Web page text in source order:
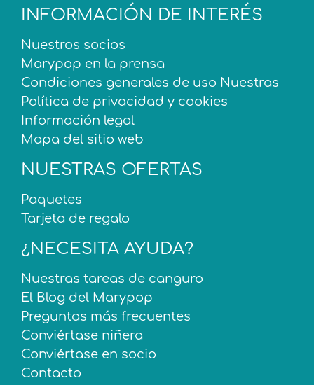
INFORMACIÓN DE INTERÉS
Nuestros socios
Marypop en la prensa
Condiciones generales de uso Nuestras
Política de privacidad y cookies
Información legal
Mapa del sitio web
NUESTRAS OFERTAS
Paquetes
Tarjeta de regalo
¿NECESITA AYUDA?
Nuestras tareas de canguro
El Blog del Marypop
Preguntas más frecuentes
Conviértase niñera
Conviértase en socio
Contacto